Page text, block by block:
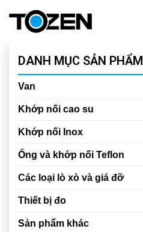
DANH MỤC SẢN PHẨM
Van
Khớp nối cao su
Khớp nối Inox
Ống và khớp nối Teflon
Các loại lò xò và giá đỡ
Thiết bị đo
Sản phẩm khác